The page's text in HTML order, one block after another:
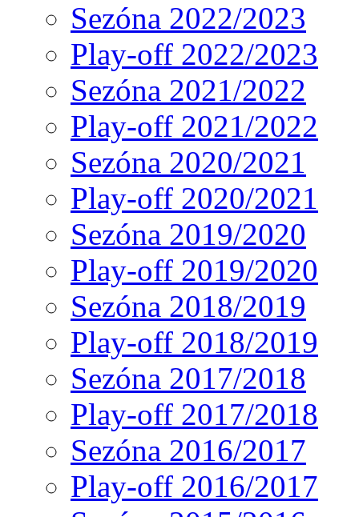
Sezóna 2022/2023
Play-off 2022/2023
Sezóna 2021/2022
Play-off 2021/2022
Sezóna 2020/2021
Play-off 2020/2021
Sezóna 2019/2020
Play-off 2019/2020
Sezóna 2018/2019
Play-off 2018/2019
Sezóna 2017/2018
Play-off 2017/2018
Sezóna 2016/2017
Play-off 2016/2017